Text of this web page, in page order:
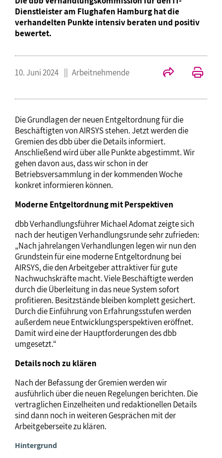
Dienstleister am Flughafen Hamburg hat die
verhandelten Punkte intensiv beraten und positiv
bewertet.
10. Juni 2024 Arbeitnehmende
Die Grundlagen der neuen Entgeltordnung für die
Beschäftigten von AIRSYS stehen. Jetzt werden die
Gremien des dbb über die Details informiert.
Anschließend wird über alle Punkte abgestimmt. Wir
gehen davon aus, dass wir schon in der
Betriebsversammlung in der kommenden Woche
konkret informieren können.
Moderne Entgeltordnung mit Perspektiven
dbb Verhandlungsführer Michael Adomat zeigte sich
nach der heutigen Verhandlungsrunde sehr zufrieden:
„Nach jahrelangen Verhandlungen legen wir nun den
Grundstein für eine moderne Entgeltordnung bei
AIRSYS, die den Arbeitgeber attraktiver für gute
Nachwuchskräfte macht. Viele Beschäftigte werden
durch die Überleitung in das neue System sofort
profitieren. Besitzstände bleiben komplett gesichert.
Durch die Einführung von Erfahrungsstufen werden
außerdem neue Entwicklungsperspektiven eröffnet.
Damit wird eine der Hauptforderungen des dbb
umgesetzt.“
Details noch zu klären
Nach der Befassung der Gremien werden wir
ausführlich über die neuen Regelungen berichten. Die
vertraglichen Einzelheiten und redaktionellen Details
sind dann noch in weiteren Gesprächen mit der
Arbeitgeberseite zu klären.
Hintergrund